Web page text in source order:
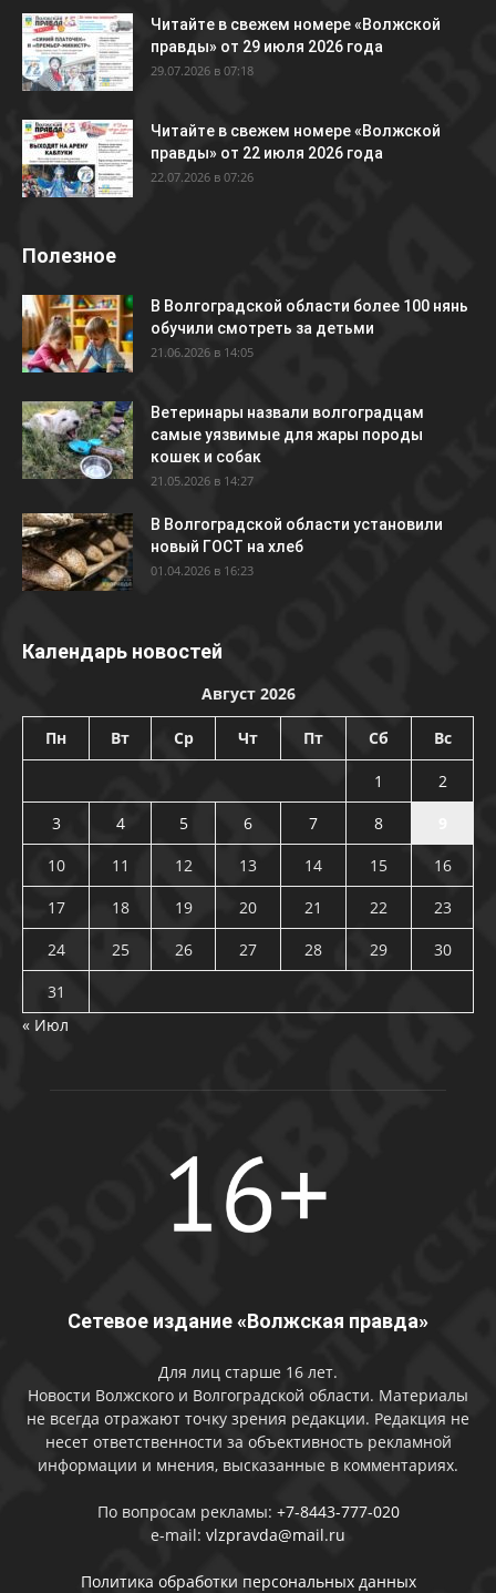
Читайте в свежем номере «Волжской
правды» от 29 июля 2026 года
29.07.2026 в 07:18
Читайте в свежем номере «Волжской
правды» от 22 июля 2026 года
22.07.2026 в 07:26
Полезное
В Волгоградской области более 100 нянь
обучили смотреть за детьми
21.06.2026 в 14:05
Ветеринары назвали волгоградцам
самые уязвимые для жары породы
кошек и собак
21.05.2026 в 14:27
В Волгоградской области установили
новый ГОСТ на хлеб
01.04.2026 в 16:23
Календарь новостей
Август 2026
Пн Вт Ср Чт Пт Сб Вс
1
2
3
4 5 6 7 8
10
11 12 13 14 15
16
17
18 19 20 21 22
23
24
25 26 27 28 29
30
31
« Июл
Сетевое издание «Волжская правда»
Для лиц старше 16 лет.
Новости Волжского и Волгоградской области. Материалы
не всегда отражают точку зрения редакции. Редакция не
несет ответственности за объективность рекламной
информации и мнения, высказанные в комментариях.
По вопросам рекламы: +7-8443-777-020
e-mail: vlzpravda@mail.ru
Политика обработки персональных данных